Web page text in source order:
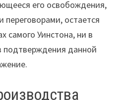
его освобождения,
остается
самого Уинстона, ни в
подтверждения данной